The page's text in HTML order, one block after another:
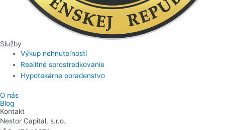
Služby
Výkup nehnuteľností
Realitné sprostredkovanie
Hypotekárne poradenstvo
O nás
Blog
Kontakt
Nestor Capital, s.r.o.